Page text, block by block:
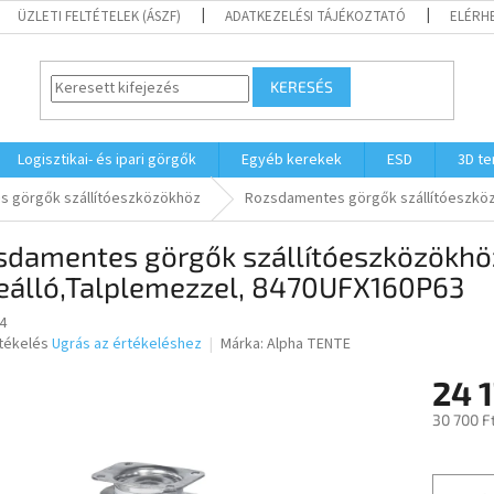
ÜZLETI FELTÉTELEK (ÁSZF) ADATKEZELÉSI TÁJÉKOZTATÓ
KERESÉS
Logisztikai- és ipari görgők Egyéb kerekek ESD 3D
görgők szállítóeszközökhöz Rozsdamentes görgők
görgők
8470UFX160P63
Ugrás az értékeléshez Márka: Alpha TENTE
24
30 700